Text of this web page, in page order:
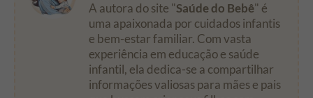
A autora do site "Saúde do Bebê" é
uma apaixonada por cuidados infantis
e bem-estar familiar. Com vasta
experiência em educação e saúde
infantil, ela dedica-se a compartilhar
informações valiosas para mães e pais